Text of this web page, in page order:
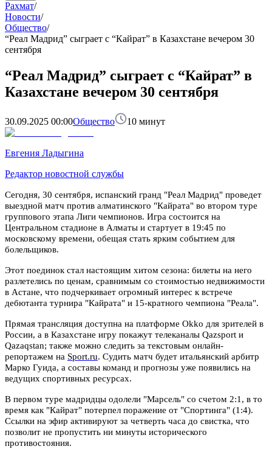
Рахмат/
Новости/
Общество/
“Реал Мадрид” сыграет с “Кайрат” в Казахстане вечером 30
сентября
“Реал Мадрид” сыграет с “Кайрат” в
Казахстане вечером 30 сентября
30.09.2025 00:00Общество 10 минут
Евгения Ладыгина
Редактор новостной службы
Сегодня, 30 сентября, испанский гранд "Реал Мадрид" проведет
выездной матч против алматинского "Кайрата" во втором туре
группового этапа Лиги чемпионов. Игра состоится на
Центральном стадионе в Алматы и стартует в 19:45 по
московскому времени, обещая стать ярким событием для
болельщиков.
Этот поединок стал настоящим хитом сезона: билеты на него
разлетелись по ценам, сравнимым со стоимостью недвижимости
в Астане, что подчеркивает огромный интерес к встрече
дебютанта турнира "Кайрата" и 15-кратного чемпиона "Реала".
Прямая трансляция доступна на платформе Okko для зрителей в
России, а в Казахстане игру покажут телеканалы Qazsport и
Qazaqstan; также можно следить за текстовым онлайн-
репортажем на Sport.ru. Судить матч будет итальянский арбитр
Марко Гуида, а составы команд и прогнозы уже появились на
ведущих спортивных ресурсах.
В первом туре мадридцы одолели "Марсель" со счетом 2:1, в то
время как "Кайрат" потерпел поражение от "Спортинга" (1:4).
Ссылки на эфир активируют за четверть часа до свистка, что
позволит не пропустить ни минуты исторического
противостояния.